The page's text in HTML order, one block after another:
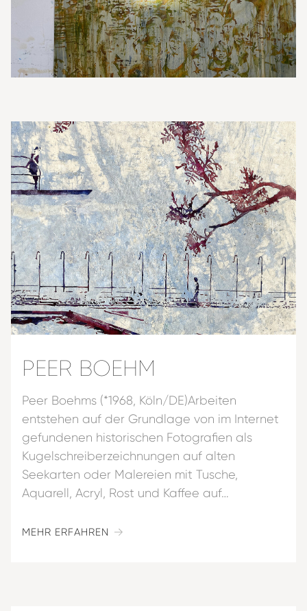
PEER BOEHM
Peer Boehms (*1968, Köln/DE)Arbeiten
entstehen auf der Grundlage von im Internet
gefundenen historischen Fotografien als
Kugelschreiberzeichnungen auf alten
Seekarten oder Malereien mit Tusche,
Aquarell, Acryl, Rost und Kaffee auf…
MEHR ERFAHREN